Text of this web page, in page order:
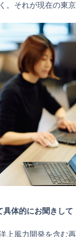
。それが現在の東京
具体的にお聞きして
上風力開発を含む再